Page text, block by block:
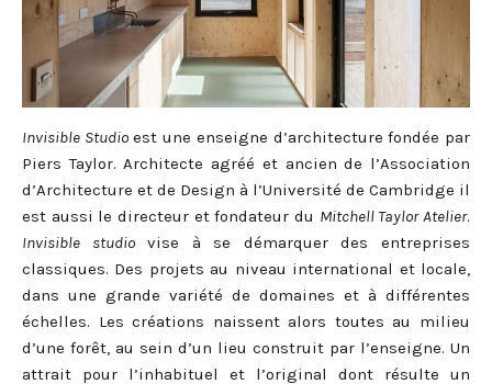
Invisible Studioest une enseigne d’architecture fondée par
Piers Taylor. Architecte agréé et ancien de l’Association
d’Architecture et de Design à l’Université de Cambridge il
est aussi le directeur et fondateur du Mitchell Taylor Atelier.
Invisible studiovise à se démarquer des entreprises
classiques. Des projets au niveau international et locale,
dans une grande variété de domaines et à différentes
échelles. Les créations naissent alors toutes au milieu
d’une forêt, au sein d’un lieu construit par l’enseigne. Un
attrait pour l’inhabituel et l’original dont résulte un